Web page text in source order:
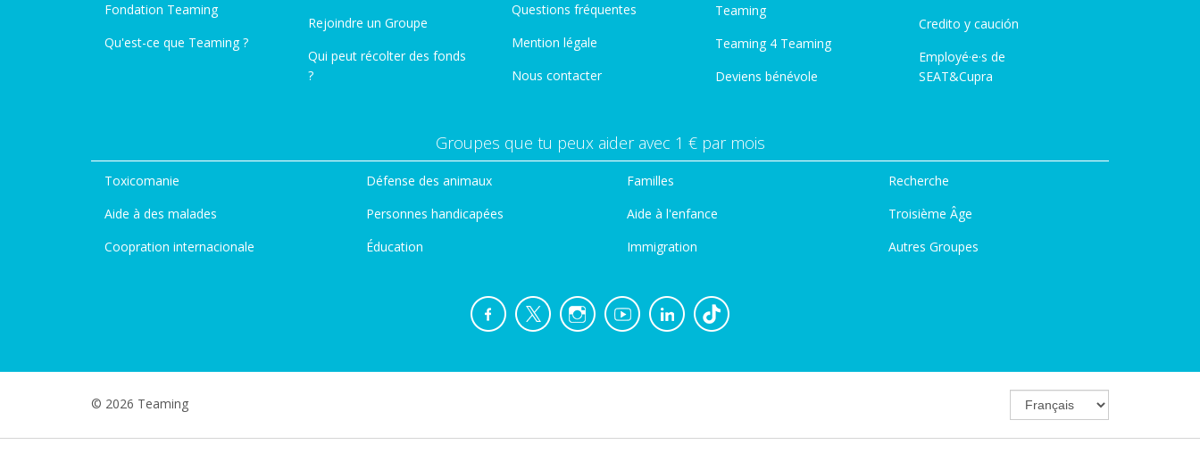
Fondation Teaming
Qu'est-ce que Teaming ?
Rejoindre un Groupe
Qui peut récolter des fonds
?
Questions fréquentes
Mention légale
Nous contacter
Teaming
Teaming 4 Teaming
Deviens bénévole
Credito y caución
Employé·e·s de
SEAT&Cupra
Groupes que tu peux aider avec 1 € par mois
Toxicomanie
Aide à des malades
Coopration internacionale
Défense des animaux
Personnes handicapées
Éducation
Familles
Aide à l'enfance
Immigration
Recherche
Troisième Âge
Autres Groupes
© 2026 Teaming